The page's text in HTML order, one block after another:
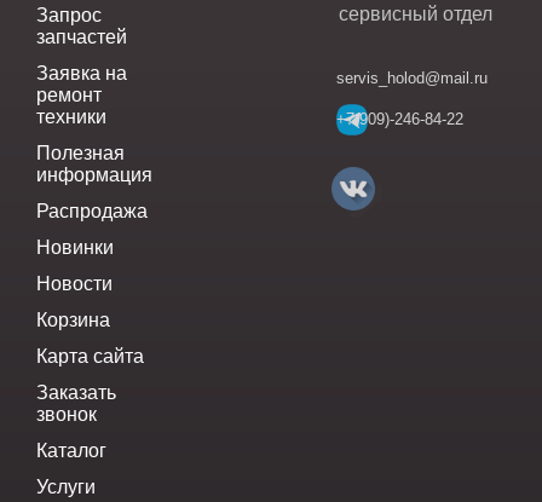
Запрос
запчастей
Заявка на
ремонт
техники
Полезная
информация
Распродажа
Новинки
Новости
Корзина
Карта сайта
Заказать
звонок
Каталог
Услуги
сервисный отдел
servis_holod@mail.ru
+7(909)-246-84-22